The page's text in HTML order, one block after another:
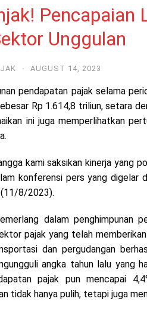
Pencapaian
Unggulan
· AUGUST 14, 2023
pendapatan pajak selama
Rp 1.614,8 triliun, setara
ini juga memperlihatkan
kami saksikan kinerja yang
konferensi pers yang digelar
8/2023).
dalam penghimpunan
pajak yang telah
dan pergudangan
angka tahun lalu yang
pajak pun mencapai
tidak hanya pulih, tetapi juga